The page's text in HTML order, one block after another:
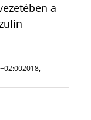
a
2018,